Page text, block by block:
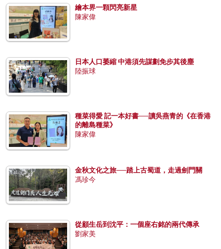
繪本界一顆閃亮新星
陳家偉
日本人口萎縮 中港須先謀劃免步其後塵
陸振球
種菜得愛 記一本好書──讀吳燕青的《在香港
的離島種菜》
陳家偉
金秋文化之旅──踏上古蜀道，走過劍門關
馮珍今
從顧生岳到沈平：一個座右銘的兩代傳承
劉家美